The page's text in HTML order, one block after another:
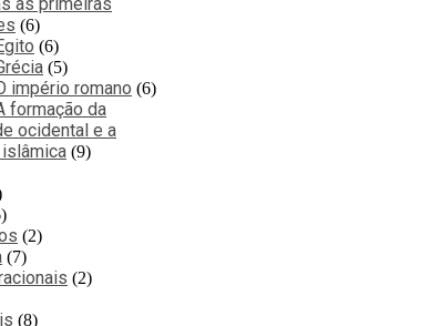
às primeiras
6
6
5
império romano 6
formação da
ocidental e a
9
2
7
2
8